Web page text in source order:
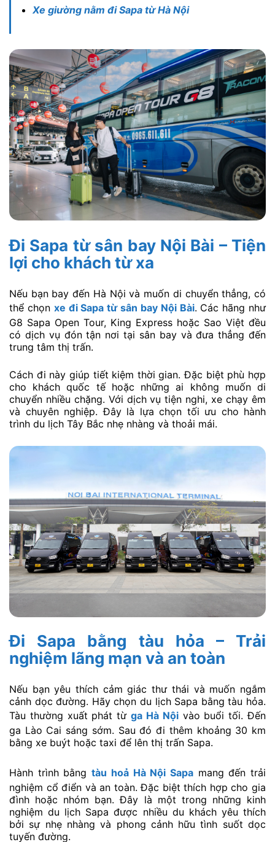
Xe giường nằm đi Sapa từ Hà Nội
Đi Sapa từ sân bay Nội Bài – Tiện
lợi cho khách từ xa
Nếu bạn bay đến Hà Nội và muốn di chuyển thẳng, có
thể chọn xe đi Sapa từ sân bay Nội Bài. Các hãng như
G8 Sapa Open Tour, King Express hoặc Sao Việt đều
có dịch vụ đón tận nơi tại sân bay và đưa thẳng đến
trung tâm thị trấn.
Cách đi này giúp tiết kiệm thời gian. Đặc biệt phù hợp
cho khách quốc tế hoặc những ai không muốn di
chuyển nhiều chặng. Với dịch vụ tiện nghi, xe chạy êm
và chuyên nghiệp. Đây là lựa chọn tối ưu cho hành
trình du lịch Tây Bắc nhẹ nhàng và thoải mái.
Đi Sapa bằng tàu hỏa – Trải
nghiệm lãng mạn và an toàn
Nếu bạn yêu thích cảm giác thư thái và muốn ngắm
cảnh dọc đường. Hãy chọn du lịch Sapa bằng tàu hỏa.
Tàu thường xuất phát từga Hà Nộivào buổi tối. Đến
ga Lào Cai sáng sớm. Sau đó đi thêm khoảng 30 km
bằng xe buýt hoặc taxi để lên thị trấn Sapa.
Hành trình bằngtàu hoả Hà Nội Sapamang đến trải
nghiệm cổ điển và an toàn. Đặc biệt thích hợp cho gia
đình hoặc nhóm bạn. Đây là một trong những kinh
nghiệm du lịch Sapa được nhiều du khách yêu thích
bởi sự nhẹ nhàng và phong cảnh hữu tình suốt dọc
tuyến đường.